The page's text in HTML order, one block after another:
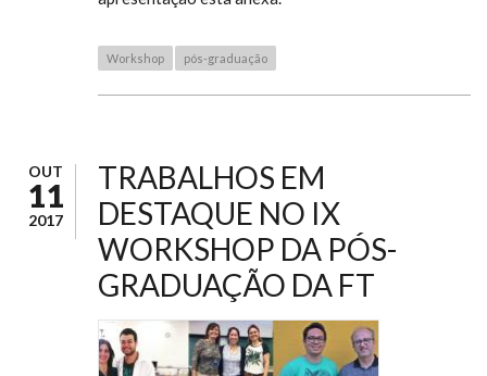
Workshop pós-graduação
OUT
11
2017
TRABALHOS EM
DESTAQUE NO IX
WORKSHOP DA PÓS-
GRADUAÇÃO DA FT